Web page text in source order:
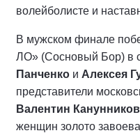
волейболисте и
В мужском финале
ЛО» (Сосновый Бор) в
Панченко и Алексея
представители
Валентин Канунников
женщин золото